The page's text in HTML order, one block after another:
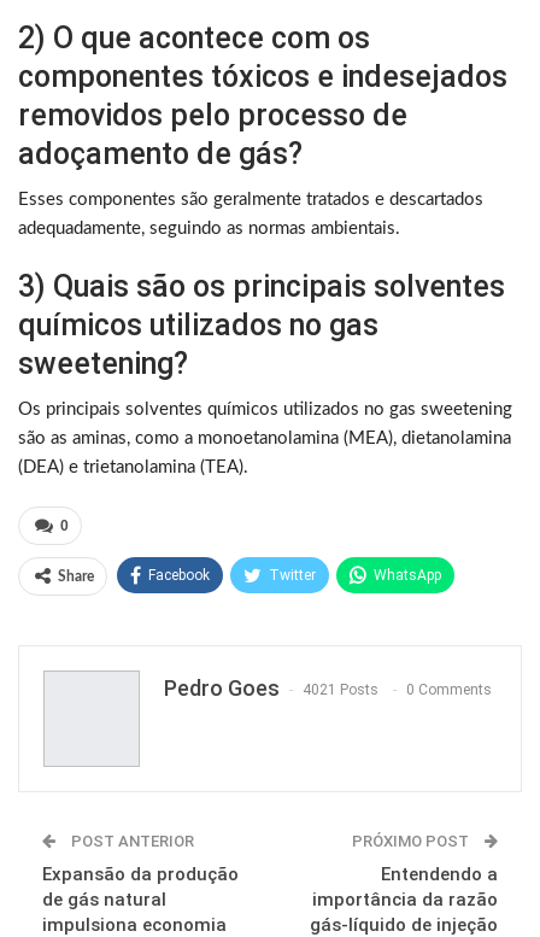
2) O que acontece com os
componentes tóxicos e indesejados
removidos pelo processo de
adoçamento de gás?
Esses componentes são geralmente tratados e descartados
adequadamente, seguindo as normas ambientais.
3) Quais são os principais solventes
químicos utilizados no gas
sweetening?
Os principais solventes químicos utilizados no gas sweetening
são as aminas, como a monoetanolamina (MEA), dietanolamina
(DEA) e trietanolamina (TEA).
0
Share Facebook Twitter WhatsApp
Pedro Goes 4021 Posts 0 Comments
POST ANTERIOR
Expansão da produção
de gás natural
impulsiona economia
PRÓXIMO POST
Entendendo a
importância da razão
gás-líquido de injeção